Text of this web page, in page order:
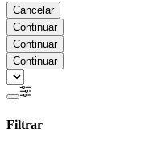
Cancelar
Continuar
Continuar
Continuar
Filtrar